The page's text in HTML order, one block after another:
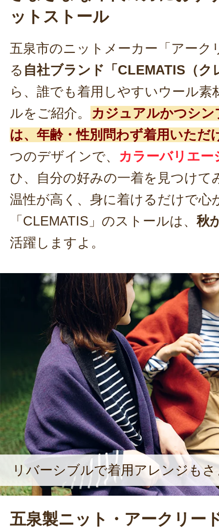
ットストール
五泉市のニットメーカー「アーク
る 自社ブランド「CLEMATIS（ク
ら、誰でも着用しやすいウール素
ルをご紹介。
カジュアルかつシ
は、年齢・性別問わず着用いただ
つのデザインで、 カラーバリエー
ひ、自分の好みの一着を見つけて
温性が高く、身に着けるだけで心
「CLEMATIS」のストールは、 秋
活躍しますよ。
リバーシブルで着用アレンジも
五泉製ニット・アークリー